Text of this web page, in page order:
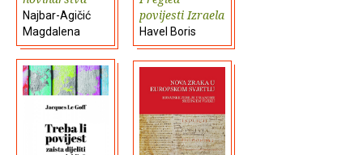
Najbar-Agičić
Magdalena
povijesti Izraela
Havel Boris